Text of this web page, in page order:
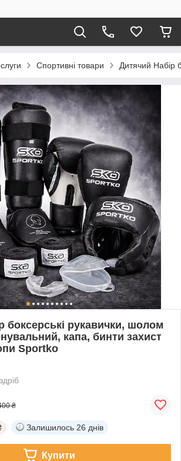
Спортивні товари Дитячий Набір
боксерські рукавички, шолом
капа, бинти захист
Sportko
₴
Залишилось 26 днів
Купити